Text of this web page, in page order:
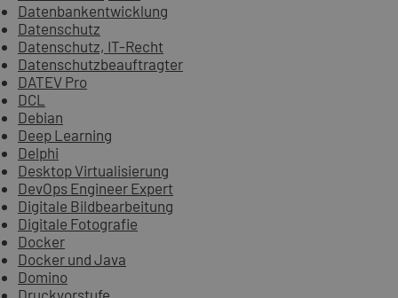
Datenbankentwicklung
Datenschutz
Datenschutz, IT-Recht
Datenschutzbeauftragter
DATEV Pro
DCL
Debian
Deep Learning
Delphi
Desktop Virtualisierung
DevOps Engineer Expert
Digitale Bildbearbeitung
Digitale Fotografie
Docker
Docker und Java
Domino